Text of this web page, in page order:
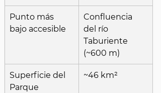
Punto más
bajo accesible
Confluencia
del río
Taburiente
(~600 m)
Superficie del
Parque
~46 km²